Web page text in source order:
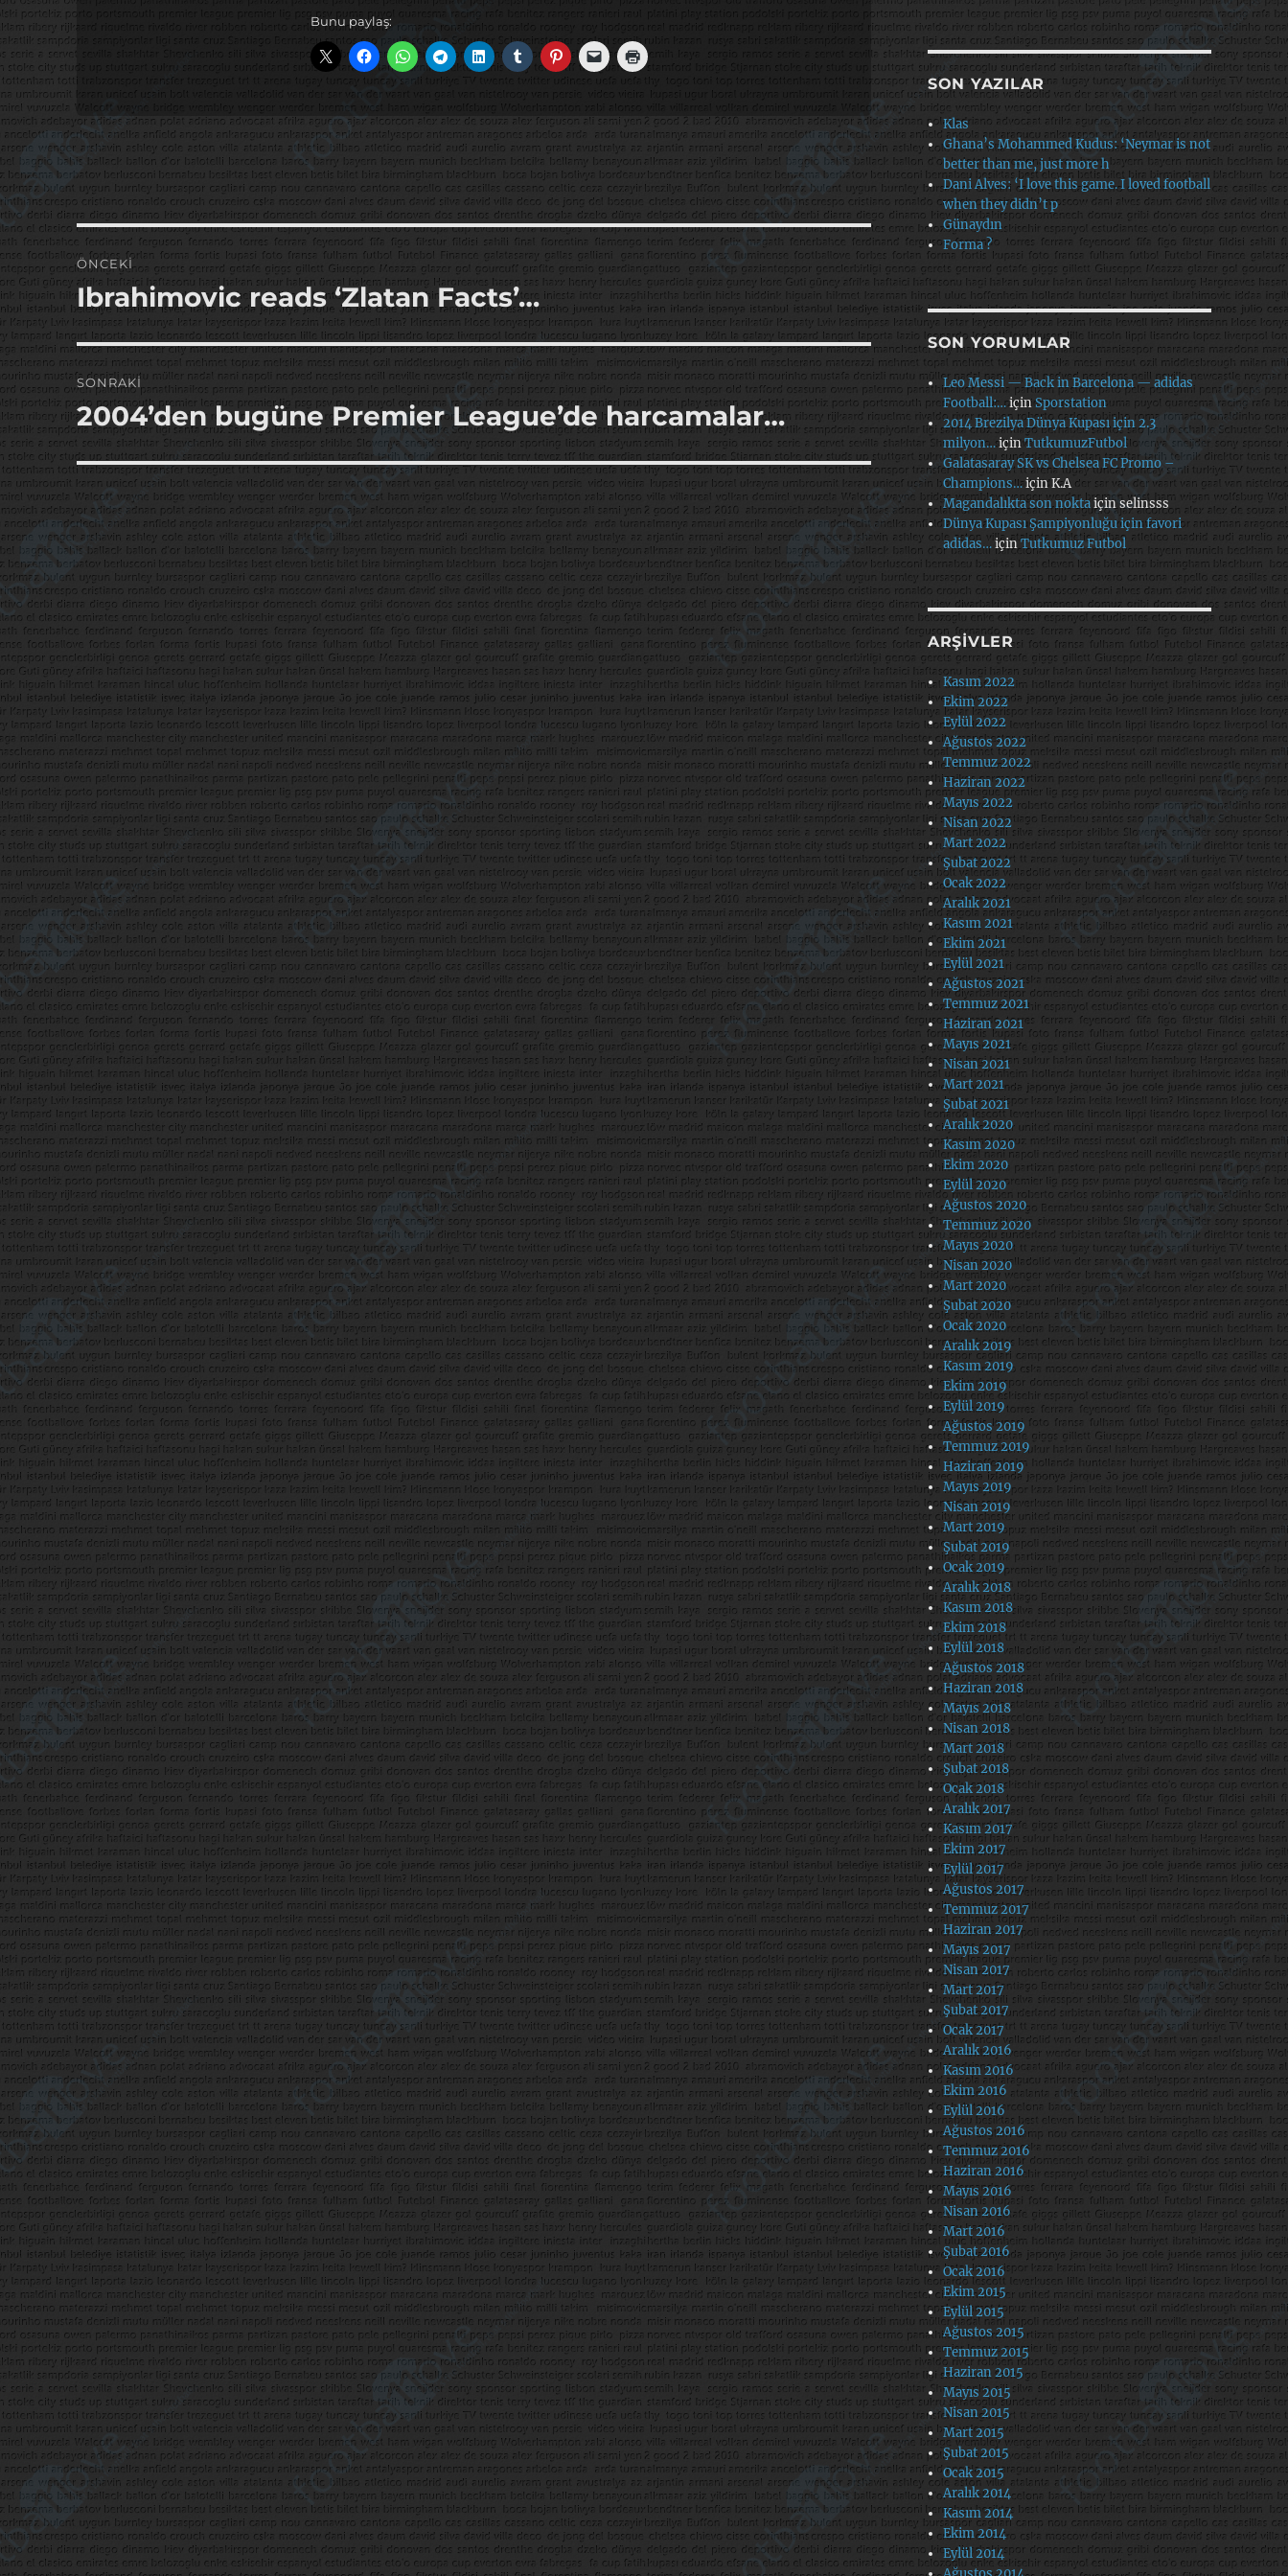
Bunu paylaş:
Yazı
gezinmesi
ÖNCEKI
Önceki
yazı:
Ibrahimovic reads ‘Zlatan Facts’…
SONRAKI
Sonraki
yazı:
2004’den bugüne Premier League’de harcamalar…
SON YAZILAR
Klas
Ghana’s Mohammed Kudus: ‘Neymar is not
better than me, just more h
Dani Alves: ‘I love this game. I loved football
when they didn’t p
Günaydın
Forma ?
SON YORUMLAR
Leo Messi — Back in Barcelona — adidas
Football:…içinSporstation
2014 Brezilya Dünya Kupası için 2.3
milyon…içinTutkumuzFutbol
Galatasaray SK vs Chelsea FC Promo –
Champions…içinK.A
Magandalıkta son noktaiçinselinsss
Dünya Kupası Şampiyonluğu için favori
adidas…içinTutkumuz Futbol
ARŞIVLER
Kasım 2022
Ekim 2022
Eylül 2022
Ağustos 2022
Temmuz 2022
Haziran 2022
Mayıs 2022
Nisan 2022
Mart 2022
Şubat 2022
Ocak 2022
Aralık 2021
Kasım 2021
Ekim 2021
Eylül 2021
Ağustos 2021
Temmuz 2021
Haziran 2021
Mayıs 2021
Nisan 2021
Mart 2021
Şubat 2021
Aralık 2020
Kasım 2020
Ekim 2020
Eylül 2020
Ağustos 2020
Temmuz 2020
Mayıs 2020
Nisan 2020
Mart 2020
Şubat 2020
Ocak 2020
Aralık 2019
Kasım 2019
Ekim 2019
Eylül 2019
Ağustos 2019
Temmuz 2019
Haziran 2019
Mayıs 2019
Nisan 2019
Mart 2019
Şubat 2019
Ocak 2019
Aralık 2018
Kasım 2018
Ekim 2018
Eylül 2018
Ağustos 2018
Haziran 2018
Mayıs 2018
Nisan 2018
Mart 2018
Şubat 2018
Ocak 2018
Aralık 2017
Kasım 2017
Ekim 2017
Eylül 2017
Ağustos 2017
Temmuz 2017
Haziran 2017
Mayıs 2017
Nisan 2017
Mart 2017
Şubat 2017
Ocak 2017
Aralık 2016
Kasım 2016
Ekim 2016
Eylül 2016
Ağustos 2016
Temmuz 2016
Haziran 2016
Mayıs 2016
Nisan 2016
Mart 2016
Şubat 2016
Ocak 2016
Ekim 2015
Eylül 2015
Ağustos 2015
Temmuz 2015
Haziran 2015
Mayıs 2015
Nisan 2015
Mart 2015
Şubat 2015
Ocak 2015
Aralık 2014
Kasım 2014
Ekim 2014
Eylül 2014